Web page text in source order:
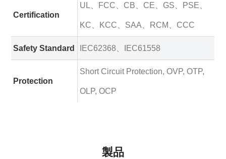
Certification
UL、FCC、CB、CE、GS、PSE、
KC、KCC、SAA、RCM、CCC
Safety Standard IEC62368、IEC61558
Protection
Short Circuit Protection, OVP, OTP,
OLP, OCP
製品